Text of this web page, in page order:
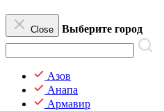
Close Выберите город
Азов
Анапа
Армавир